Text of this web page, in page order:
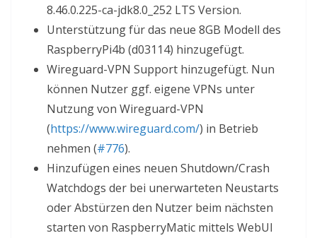
8.46.0.225-ca-jdk8.0_252 LTS Version.
Unterstützung für das neue 8GB Modell des
RaspberryPi4b (d03114) hinzugefügt.
Wireguard-VPN Support hinzugefügt. Nun
können Nutzer ggf. eigene VPNs unter
Nutzung von Wireguard-VPN
(https://www.wireguard.com/) in Betrieb
nehmen (#776).
Hinzufügen eines neuen Shutdown/Crash
Watchdogs der bei unerwarteten Neustarts
oder Abstürzen den Nutzer beim nächsten
starten von RaspberryMatic mittels WebUI